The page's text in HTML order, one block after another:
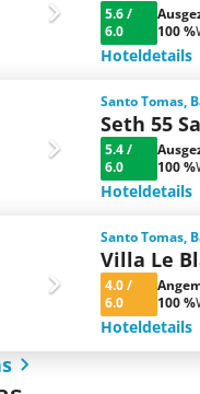
5.6/
6.0
100 %
Hoteldetails
Santo Tomas,
Seth 55
5.4/
6.0
100 %
Hoteldetails
Santo Tomas,
Villa Le
4.0/
6.0
100 %
Hoteldetails